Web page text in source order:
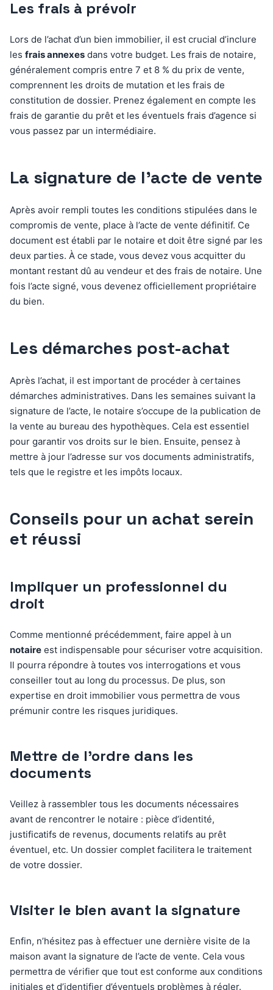
Les frais à prévoir
Lors de l’achat d’un bien immobilier, il est crucial d’inclure
les frais annexes dans votre budget. Les frais de notaire,
généralement compris entre 7 et 8 % du prix de vente,
comprennent les droits de mutation et les frais de
constitution de dossier. Prenez également en compte les
frais de garantie du prêt et les éventuels frais d’agence si
vous passez par un intermédiaire.
La signature de l’acte de vente
Après avoir rempli toutes les conditions stipulées dans le
compromis de vente, place à l’acte de vente définitif. Ce
document est établi par le notaire et doit être signé par les
deux parties. À ce stade, vous devez vous acquitter du
montant restant dû au vendeur et des frais de notaire. Une
fois l’acte signé, vous devenez officiellement propriétaire
du bien.
Les démarches post-achat
Après l’achat, il est important de procéder à certaines
démarches administratives. Dans les semaines suivant la
signature de l’acte, le notaire s’occupe de la publication de
la vente au bureau des hypothèques. Cela est essentiel
pour garantir vos droits sur le bien. Ensuite, pensez à
mettre à jour l’adresse sur vos documents administratifs,
tels que le registre et les impôts locaux.
Conseils pour un achat serein
et réussi
Impliquer un professionnel du
droit
Comme mentionné précédemment, faire appel à un
notaire est indispensable pour sécuriser votre acquisition.
Il pourra répondre à toutes vos interrogations et vous
conseiller tout au long du processus. De plus, son
expertise en droit immobilier vous permettra de vous
prémunir contre les risques juridiques.
Mettre de l’ordre dans les
documents
Veillez à rassembler tous les documents nécessaires
avant de rencontrer le notaire : pièce d’identité,
justificatifs de revenus, documents relatifs au prêt
éventuel, etc. Un dossier complet facilitera le traitement
de votre dossier.
Visiter le bien avant la signature
Enfin, n’hésitez pas à effectuer une dernière visite de la
maison avant la signature de l’acte de vente. Cela vous
permettra de vérifier que tout est conforme aux conditions
initiales et d’identifier d’éventuels problèmes à régler.